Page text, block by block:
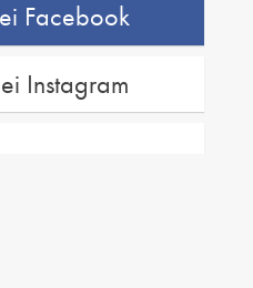
Facebook
Instagram